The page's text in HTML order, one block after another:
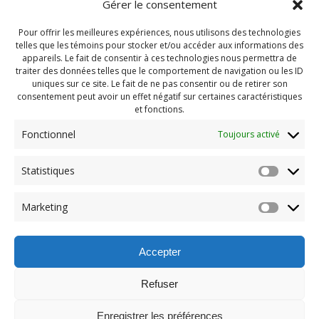
Gérer le consentement
Pour offrir les meilleures expériences, nous utilisons des technologies
telles que les témoins pour stocker et/ou accéder aux informations des
appareils. Le fait de consentir à ces technologies nous permettra de
traiter des données telles que le comportement de navigation ou les ID
uniques sur ce site. Le fait de ne pas consentir ou de retirer son
consentement peut avoir un effet négatif sur certaines caractéristiques
et fonctions.
Fonctionnel Toujours activé
Statistiques
Marketing
Accepter
Refuser
Enregistrer les préférences
Navigation
de
l'article
Previous:
post: